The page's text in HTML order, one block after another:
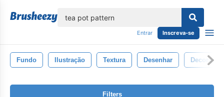
Entrar Inscreva-se
Fundo Ilustração Textura Desenhar Decoração
Filters